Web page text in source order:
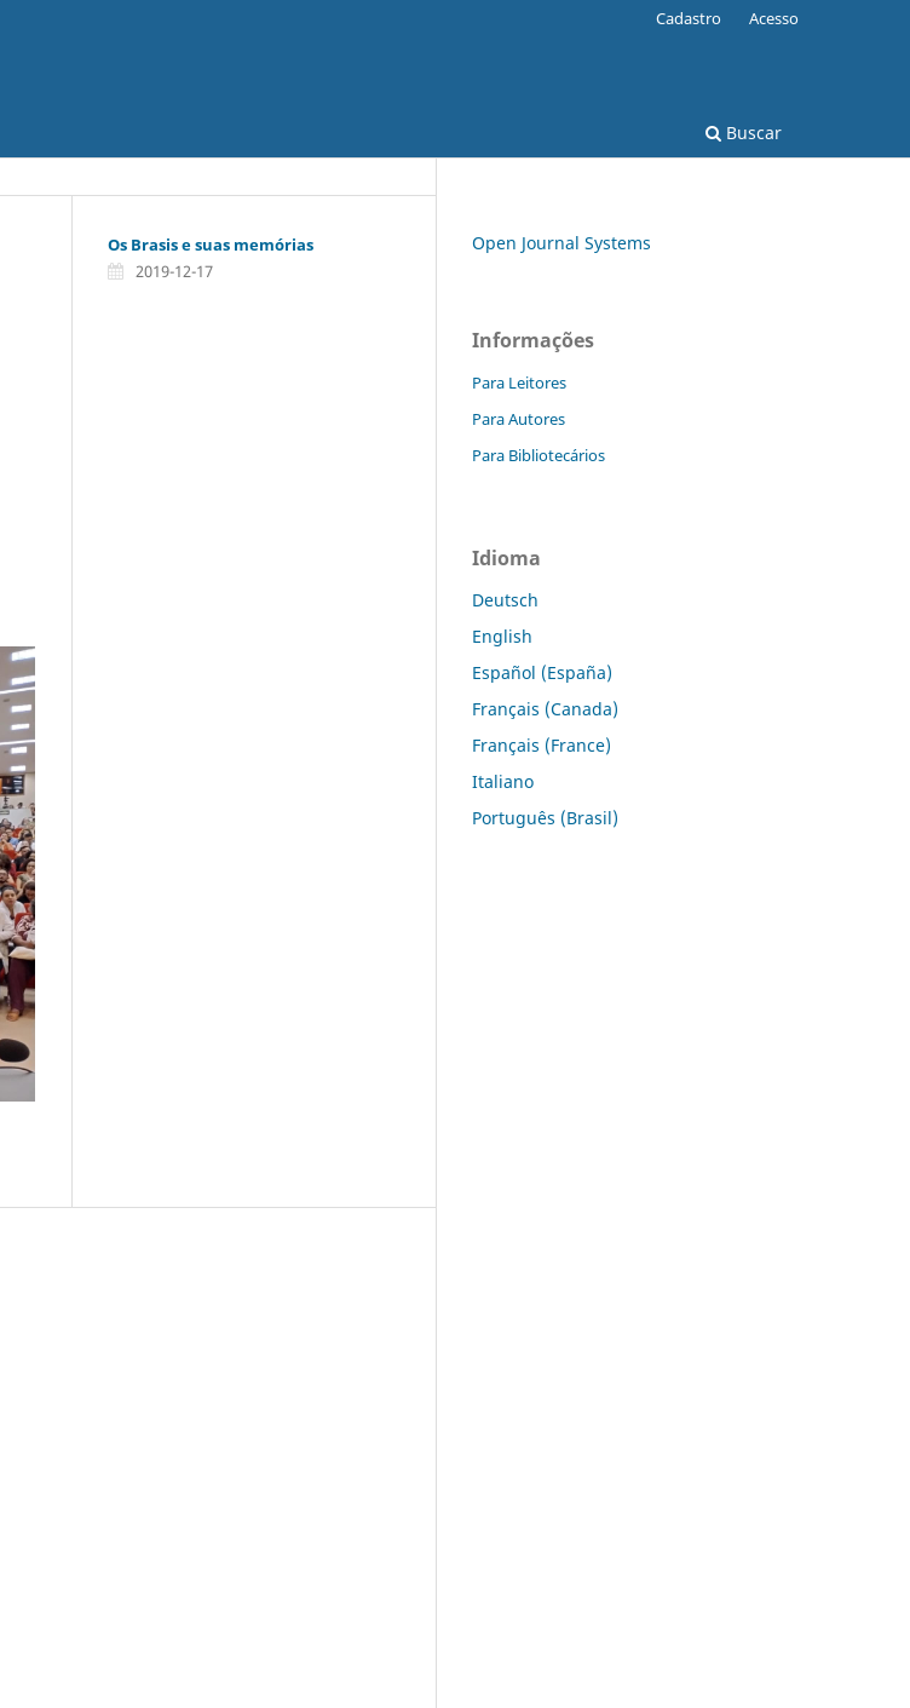
Buscar
Cadastro Acesso
Os Brasis e suas memórias
2019-12-17
Open Journal Systems
Informações
Para Leitores
Para Autores
Para Bibliotecários
Idioma
Deutsch
English
Español (España)
Français (Canada)
Français (France)
Italiano
Português (Brasil)